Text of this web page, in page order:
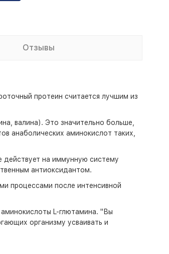
Отзывы
протеин считается лучшим из
валина). Это значительно больше,
анаболических аминокислот таких,
на иммунную систему
антиоксидантом.
процессами после интенсивной
L-глютамина. "Вы
организму усваивать и